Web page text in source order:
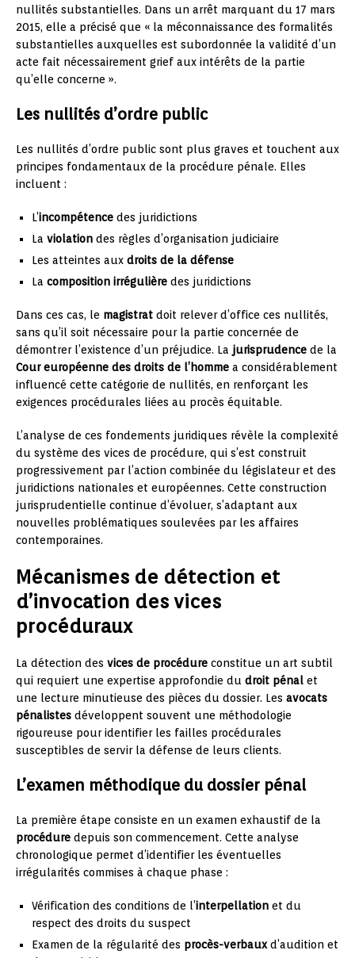
nullités substantielles. Dans un arrêt marquant du 17 mars
2015, elle a précisé que « la méconnaissance des formalités
substantielles auxquelles est subordonnée la validité d’un
acte fait nécessairement grief aux intérêts de la partie
qu’elle concerne ».
Les nullités d’ordre public
Les nullités d’ordre public sont plus graves et touchent aux
principes fondamentaux de la procédure pénale. Elles
incluent :
L’incompétence des juridictions
La violation des règles d’organisation judiciaire
Les atteintes aux droits de la défense
La composition irrégulière des juridictions
Dans ces cas, le magistrat doit relever d’office ces nullités,
sans qu’il soit nécessaire pour la partie concernée de
démontrer l’existence d’un préjudice. La jurisprudence de la
Cour européenne des droits de l’homme a considérablement
influencé cette catégorie de nullités, en renforçant les
exigences procédurales liées au procès équitable.
L’analyse de ces fondements juridiques révèle la complexité
du système des vices de procédure, qui s’est construit
progressivement par l’action combinée du législateur et des
juridictions nationales et européennes. Cette construction
jurisprudentielle continue d’évoluer, s’adaptant aux
nouvelles problématiques soulevées par les affaires
contemporaines.
Mécanismes de détection et
d’invocation des vices
procéduraux
La détection des vices de procédure constitue un art subtil
qui requiert une expertise approfondie du droit pénal et
une lecture minutieuse des pièces du dossier. Les avocats
pénalistes développent souvent une méthodologie
rigoureuse pour identifier les failles procédurales
susceptibles de servir la défense de leurs clients.
L’examen méthodique du dossier pénal
La première étape consiste en un examen exhaustif de la
procédure depuis son commencement. Cette analyse
chronologique permet d’identifier les éventuelles
irrégularités commises à chaque phase :
Vérification des conditions de l’interpellation et du
respect des droits du suspect
Examen de la régularité des procès-verbauxd’audition et